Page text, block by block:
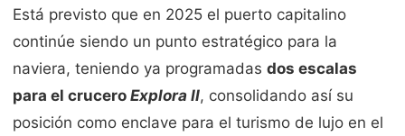
Está previsto que en 2025 el puerto capitalino
continúe siendo un punto estratégico para la
naviera, teniendo ya programadas dos escalas
para el crucero Explora II, consolidando así su
posición como enclave para el turismo de lujo en el